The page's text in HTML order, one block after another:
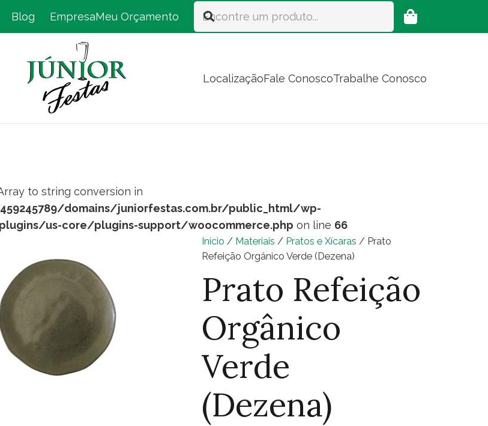
Blog EmpresaMeu Orçamento
LocalizaçãoFale ConoscoTrabalhe Conosco
to string conversion in
domains/juniorfestas.com.br/public_html/wp-
us-core/plugins-support/woocommerce.php on line 66
Início / Materiais / Pratos e Xícaras / Prato
Refeição Orgânico Verde (Dezena)
Prato Refeição
Orgânico
Verde
(Dezena)